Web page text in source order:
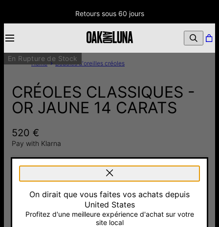
Retours sous 60 jours
En Rupture de Stock
Home Boucles d'oreilles créoles
CRÉOLES CLASSIQUES -
OR JAUNE 14 CARATS
520 €
Pay with Klarna
TOTAL: 520 €
BIENTÔT DISPONIBLE!
On dirait que vous faites vos achats depuis
United States
Profitez d'une meilleure expérience d'achat sur votre
site local